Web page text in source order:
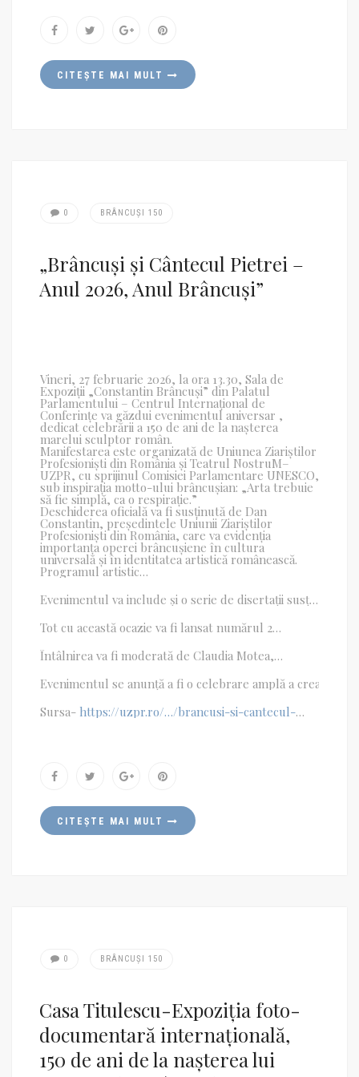
evenimentelor prezentate conturează direcțiile
principale ale acestui demers și rămâne deschisă
noi inițiative vor fi anunțate.
CITEȘTE MAI MULT
0 BRÂNCUȘI 150
„Brâncuși și Cântecul Pietrei –
Anul 2026, Anul Brâncuși”
Vineri, 27 februarie 2026, la ora 13.30, Sala de
Expoziții „Constantin Brâncuși” din Palatul
Parlamentului – Centrul Internațional de
Conferințe va găzdui evenimentul aniversar ,
dedicat celebrării a 150 de ani de la nașterea
marelui sculptor român.
Manifestarea este organizată de Uniunea Ziariștilor
Profesioniști din România și Teatrul NostruM–
UZPR, cu sprijinul Comisiei Parlamentare UNESCO,
sub inspirația motto-ului brâncușian: „Arta trebuie
să fie simplă, ca o respirație.”
Deschiderea oficială va fi susținută de Dan
Constantin, președintele Uniunii Ziariștilor
Profesioniști din România, care va evidenția
importanța operei brâncușiene în cultura
universală și în identitatea artistică românească.
Programul artistic
Nicolae Maxim, Paul Celmare, Ion Marinescu –
alături de Trupa Happy
Kids, Corul Allegretto și Trupa Teatrul NostruM–
UZPR, oferind publicului momente muzicale și teatrale
Evenimentul va include și o serie de disertații susținute
Tot cu această ocazie va fi lansat numărul 2
sub coordonarea directorului general Andra Fornea,
Întâlnirea va fi moderată de Claudia Motea,
un parcurs artistic și reflexiv dedicat sculptorului ce a
Evenimentul se anunță a fi o celebrare amplă a creației
Sursa- https://uzpr.ro/…/brancusi-si-cantecul-
CITEȘTE MAI MULT
0 BRÂNCUȘI 150
Casa Titulescu-Expoziția foto-
documentară internațională,
150 de ani de la nașterea lui